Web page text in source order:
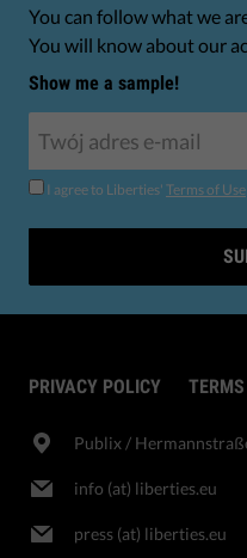
You can follow what we
You will know about our
Show me a sample!
I agree to Liberties' Terms of Use
PRIVACY POLICY
Publix​ /
info (at) liberties.eu
press (at) liberties.eu